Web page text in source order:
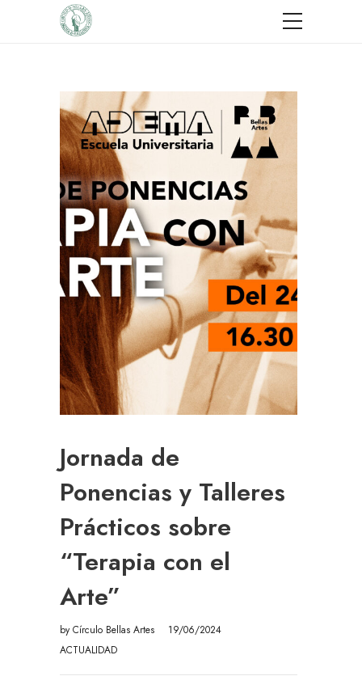
Jornada de
Ponencias y Talleres
Prácticos sobre
“Terapia con el
Arte”
by Círculo Bellas Artes
19/06/2024
ACTUALIDAD